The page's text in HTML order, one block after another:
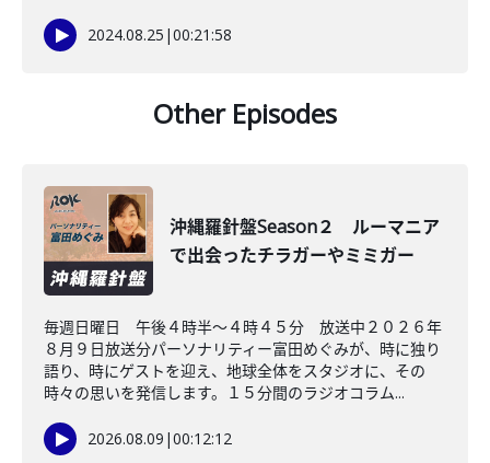
2024.08.25 |00:21:58
Other Episodes
沖縄羅針盤Season２ ルーマニア
で出会ったチラガーやミミガー
毎週日曜日 午後４時半～４時４５分 放送中２０２６年
８月９日放送分パーソナリティー富田めぐみが、時に独り
語り、時にゲストを迎え、地球全体をスタジオに、その
時々の思いを発信します。１５分間のラジオコラム...
2026.08.09 |00:12:12